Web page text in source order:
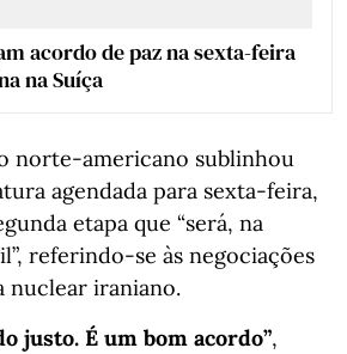
acordo de paz na sexta-feira
na Suíça
norte-americano sublinhou
agendada para sexta-feira,
etapa que “será, na
referindo-se às negociações
nuclear iraniano.
justo. É um bom acordo”,